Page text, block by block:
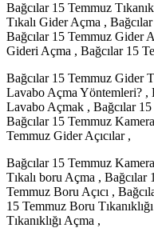
Bağcılar 15 Temmuz
Tıkalı Gider Açma ,
Bağcılar 15 Temmuz Gider
Gideri Açma , Bağcılar 15
Bağcılar 15 Temmuz Gider
Lavabo Açma Yöntemleri? ,
Lavabo Açmak , Bağcılar
Bağcılar 15 Temmuz
Temmuz Gider Açıcılar ,
Bağcılar 15 Temmuz
Tıkalı boru Açma ,
Temmuz Boru Açıcı ,
15 Temmuz Boru
Tıkanıklığı Açma ,